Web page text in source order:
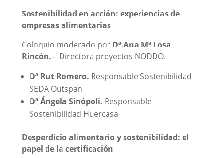
Sostenibilidad en acción: experiencias de
empresas alimentarias
Coloquio moderado por Dª.Ana Mª Losa
Rincón.– Directora proyectos NODDO.
Dª Rut Romero. Responsable Sostenibilidad
SEDA Outspan
Dª Ángela Sinópoli. Responsable
Sostenibilidad Huercasa
Desperdicio alimentario y sostenibilidad: el
papel de la certificación